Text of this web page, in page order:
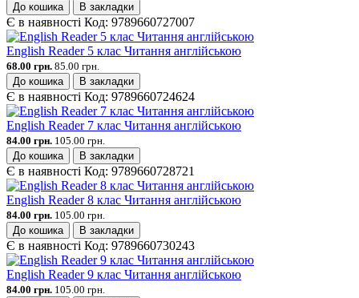
До кошика
В закладки
Є в наявності Код: 9789660727007
English Reader 5 клас Читання англійською
68.00 грн. 85.00 грн.
До кошика
В закладки
Є в наявності Код: 9789660724624
English Reader 7 клас Читання англійською
84.00 грн. 105.00 грн.
До кошика
В закладки
Є в наявності Код: 9789660728721
English Reader 8 клас Читання англійською
84.00 грн. 105.00 грн.
До кошика
В закладки
Є в наявності Код: 9789660730243
English Reader 9 клас Читання англійською
84.00 грн. 105.00 грн.